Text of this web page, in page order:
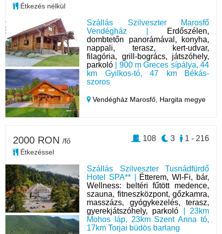
Szállás Szilveszter Marosfő
Vendégház |
Erdőszélen,
dombtetőn panorámával, konyha,
nappali, terasz, kert-udvar,
filagória, grill-bogrács, játszóhely,
parkoló | 900 m Greces sípálya, 44
km Gyilkos-tó, 47 km Békás-
szoros
Vendégház Marosfő, Hargita megye
Étkezés nélkül
Szállás Szilveszter Tusnádfürdő
Hotel SPA** | Étterem, WI-Fi, bár,
Wellness: beltéri fűtött medence,
szauna, fitneszközpont, gőzkamra,
masszázs, gyógykezelés, terasz,
gyerekjátszóhely, parkoló | 23km
Mohos láp, 23km Szent Anna tó,
17km Torjai büdös barlang
2000 RON /fő
Étkezéssel
1 - 216
3
108